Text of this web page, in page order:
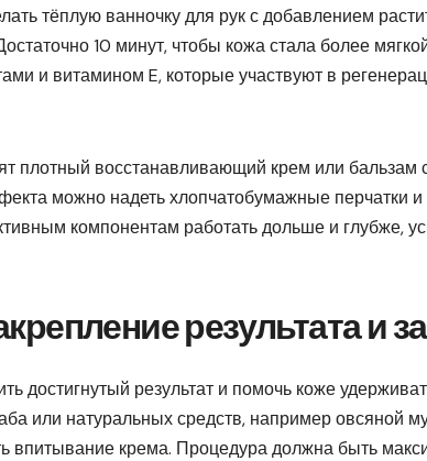
тёплую ванночку для рук с добавлением
10 минут, чтобы кожа стала более
и витамином E, которые участвуют в
плотный восстанавливающий крем или
можно надеть хлопчатобумажные перчатки и
компонентам работать дольше и глубже,
результата и
достигнутый результат и помочь коже
или натуральных средств, например овсяной
впитывание крема. Процедура должна быть